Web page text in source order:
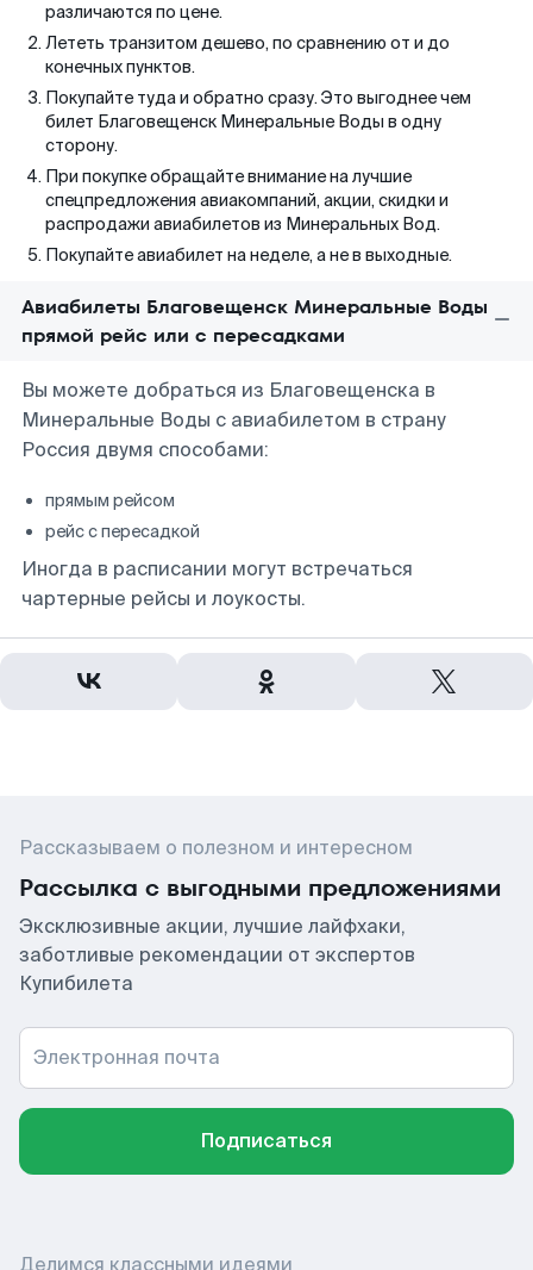
различаются по цене.
Лететь транзитом дешево, по сравнению от и до
конечных пунктов.
Покупайте туда и обратно сразу. Это выгоднее чем
билет Благовещенск Минеральные Воды в одну
сторону.
При покупке обращайте внимание на лучшие
спецпредложения авиакомпаний, акции, скидки и
распродажи авиабилетов из Минеральных Вод.
Покупайте авиабилет на неделе, а не в выходные.
Авиабилеты Благовещенск Минеральные Воды
прямой рейс или с пересадками
Вы можете добраться из Благовещенска в
Минеральные Воды с авиабилетом в страну
Россия двумя способами:
прямым рейсом
рейс с пересадкой
Иногда в расписании могут встречаться
чартерные рейсы и лоукосты.
Рассказываем о полезном и интересном
Рассылка с выгодными предложениями
Эксклюзивные акции, лучшие лайфхаки,
заботливые рекомендации от экспертов
Купибилета
Электронная почта
Подписаться
Делимся классными идеями